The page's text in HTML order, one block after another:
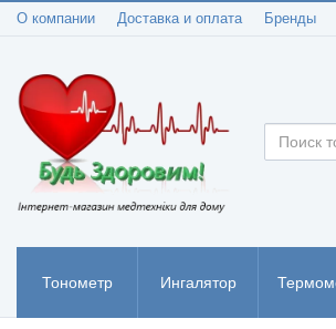
О компании Доставка и оплата Бренды
Тонометр Ингалятор